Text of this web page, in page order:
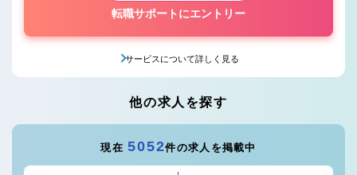
転職サポートにエントリー
サービスについて詳しく見る
他の求人を探す
現在5052件の求人を掲載中